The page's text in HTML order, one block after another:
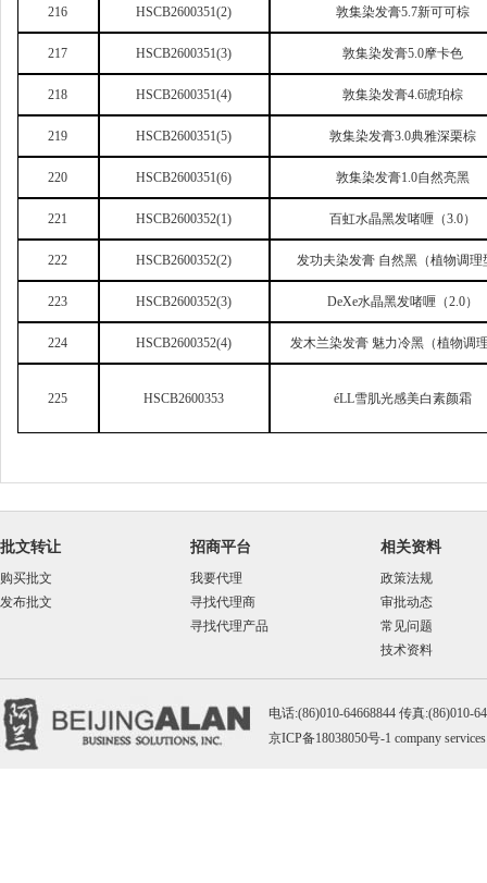
216 HSCB2600351(2) 敦集染发膏5.7新可可棕
217 HSCB2600351(3) 敦集染发膏5.0摩卡色
218 HSCB2600351(4) 敦集染发膏4.6琥珀棕
219 HSCB2600351(5) 敦集染发膏3.0典雅深栗棕
220 HSCB2600351(6) 敦集染发膏1.0自然亮黑
221 HSCB2600352(1) 百虹水晶黑发啫喱（3.0）
222 HSCB2600352(2) 发功夫染发膏 自然黑（植物调理
223 HSCB2600352(3) DeXe水晶黑发啫喱（2.0）
224 HSCB2600352(4) 发木兰染发膏 魅力冷黑（植物调
225 HSCB2600353 éLL雪肌光感美白素颜霜
批文转让
购买批文
发布批文
招商平台
我要代理
寻找代理商
寻找代理产品
相关资料
政策法规
审批动态
常见问题
技术资料
电话:(86)010-64668844 传真:(86)010-
京ICP备18038050号-1 company